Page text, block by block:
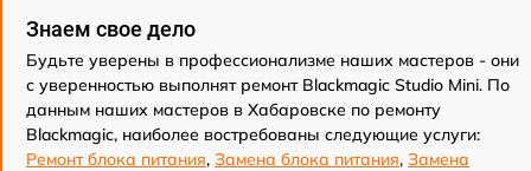
Знаем свое дело
Будьте уверены в профессионализме наших мастеров - они
с уверенностью выполнят ремонт Blackmagic Studio Mini. По
данным наших мастеров в Хабаровске по ремонту
Blackmagic, наиболее востребованы следующие услуги:
Ремонт блока питания, Замена блока питания, Замена